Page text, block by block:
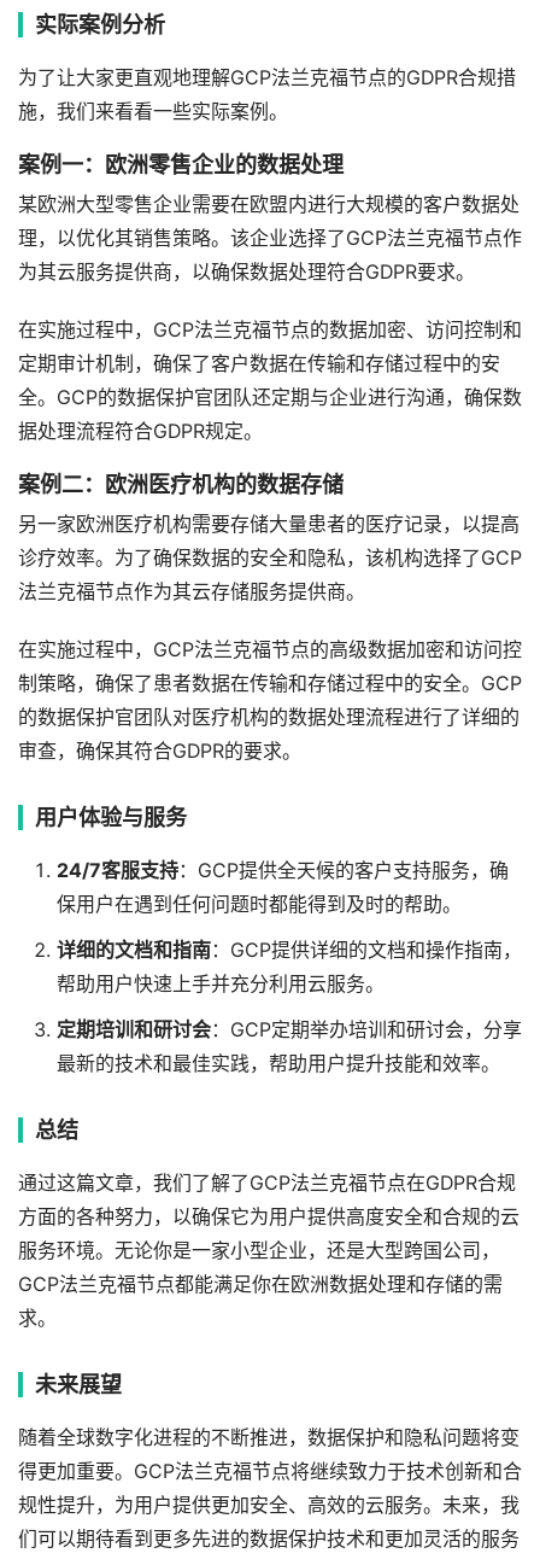
实际案例分析
为了让大家更直观地理解GCP法兰克福节点的GDPR合规措
施，我们来看看一些实际案例。
案例一：欧洲零售企业的数据处理
某欧洲大型零售企业需要在欧盟内进行大规模的客户数据处
理，以优化其销售策略。该企业选择了GCP法兰克福节点作
为其云服务提供商，以确保数据处理符合GDPR要求。
在实施过程中，GCP法兰克福节点的数据加密、访问控制和
定期审计机制，确保了客户数据在传输和存储过程中的安
全。GCP的数据保护官团队还定期与企业进行沟通，确保数
据处理流程符合GDPR规定。
案例二：欧洲医疗机构的数据存储
另一家欧洲医疗机构需要存储大量患者的医疗记录，以提高
诊疗效率。为了确保数据的安全和隐私，该机构选择了GCP
法兰克福节点作为其云存储服务提供商。
在实施过程中，GCP法兰克福节点的高级数据加密和访问控
制策略，确保了患者数据在传输和存储过程中的安全。GCP
的数据保护官团队对医疗机构的数据处理流程进行了详细的
审查，确保其符合GDPR的要求。
用户体验与服务
24/7客服支持：GCP提供全天候的客户支持服务，确
保用户在遇到任何问题时都能得到及时的帮助。
详细的文档和指南：GCP提供详细的文档和操作指南，
帮助用户快速上手并充分利用云服务。
定期培训和研讨会：GCP定期举办培训和研讨会，分享
最新的技术和最佳实践，帮助用户提升技能和效率。
总结
通过这篇文章，我们了解了GCP法兰克福节点在GDPR合规
方面的各种努力，以确保它为用户提供高度安全和合规的云
服务环境。无论你是一家小型企业，还是大型跨国公司，
GCP法兰克福节点都能满足你在欧洲数据处理和存储的需
求。
未来展望
随着全球数字化进程的不断推进，数据保护和隐私问题将变
得更加重要。GCP法兰克福节点将继续致力于技术创新和合
规性提升，为用户提供更加安全、高效的云服务。未来，我
们可以期待看到更多先进的数据保护技术和更加灵活的服务